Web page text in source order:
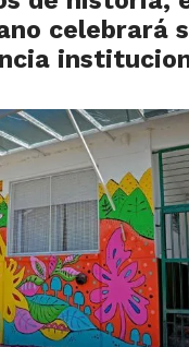
celebrará